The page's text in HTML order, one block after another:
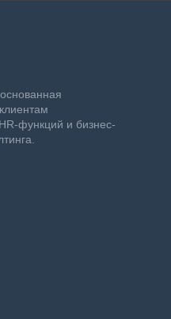
функций и бизнес-